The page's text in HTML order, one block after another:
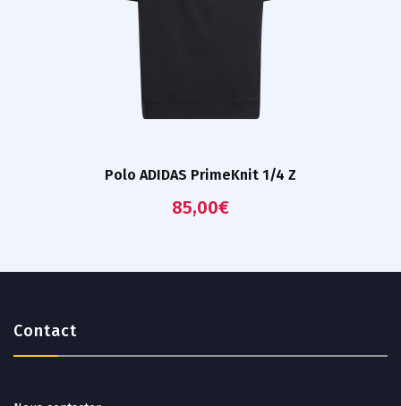
Polo ADIDAS PrimeKnit 1/4 Z
85,00€
Contact